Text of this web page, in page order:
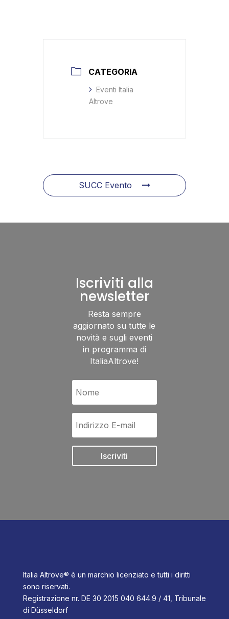
CATEGORIA
Eventi Italia
Altrove
SUCC Evento
Iscriviti alla
newsletter
Resta sempre
aggiornato su tutte le
novità e sugli eventi
in programma di
ItaliaAltrove!
Iscriviti
Italia Altrove® è un marchio licenziato e tutti i diritti
sono riservati.
Registrazione nr. DE 30 2015 040 644.9 / 41, Tribunale
di Düsseldorf